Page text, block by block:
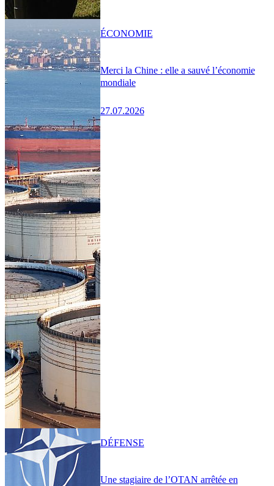
Merci la Chine : elle a sauvé l’économie
mondiale
27.07.2026
ÉCONOMIE
Une stagiaire de l’OTAN arrêtée en
DÉFENSE